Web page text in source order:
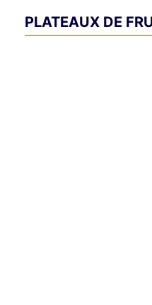
PLATEAUX DE